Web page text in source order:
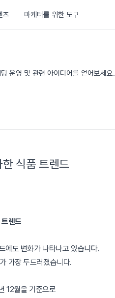
츠 마케터를 위한 도구
운영 및 관련 아이디어를 얻어보세요.
식품 트렌드
렌드
에도 변화가 나타나고 있습니다.
가장 두드러졌습니다.
12월을 기준으로